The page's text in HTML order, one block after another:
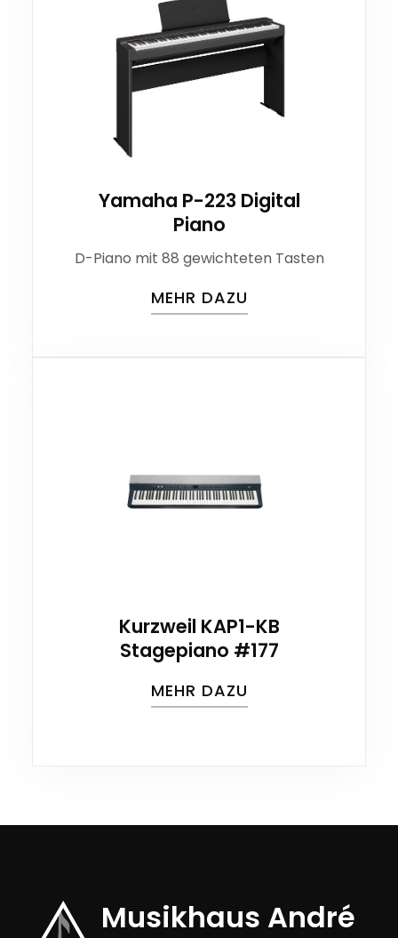
Yamaha P-223 Digital
Piano
D-Piano mit 88 gewichteten Tasten
MEHR DAZU
Kurzweil KAP1-KB
Stagepiano #177
MEHR DAZU
Musikhaus André